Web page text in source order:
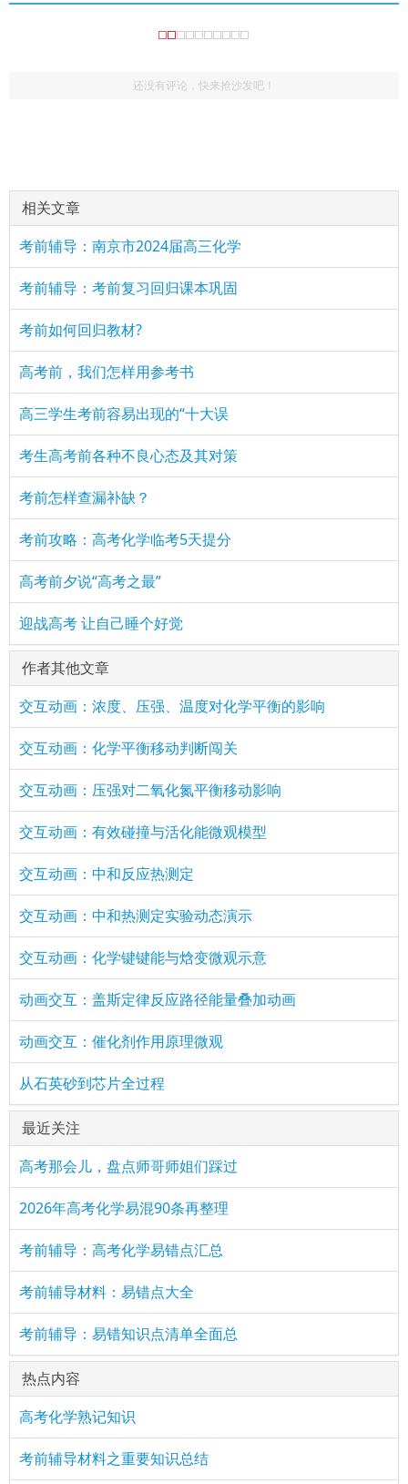
还没有评论，快来抢沙发吧！
相关文章
考前辅导：南京市2024届高三化学
考前辅导：考前复习回归课本巩固
考前如何回归教材?
高考前，我们怎样用参考书
高三学生考前容易出现的“十大误
考生高考前各种不良心态及其对策
考前怎样查漏补缺？
考前攻略：高考化学临考5天提分
高考前夕说“高考之最”
迎战高考 让自己睡个好觉
作者其他文章
交互动画：浓度、压强、温度对化学平衡的影响
交互动画：化学平衡移动判断闯关
交互动画：压强对二氧化氮平衡移动影响
交互动画：有效碰撞与活化能微观模型
交互动画：中和反应热测定
交互动画：中和热测定实验动态演示
交互动画：化学键键能与焓变微观示意
动画交互：盖斯定律反应路径能量叠加动画
动画交互：催化剂作用原理微观
从石英砂到芯片全过程
最近关注
高考那会儿，盘点师哥师姐们踩过
2026年高考化学易混90条再整理
考前辅导：高考化学易错点汇总
考前辅导材料：易错点大全
考前辅导：易错知识点清单全面总
热点内容
高考化学熟记知识
考前辅导材料之重要知识总结